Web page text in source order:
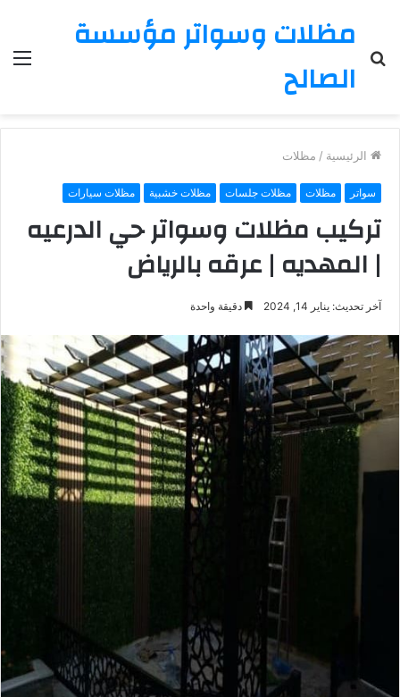
مظلات وسواتر مؤسسة
الصالحعن
الرئيسية / مظلات
سواتر مظلات مظلات جلسات مظلات خشبية مظلات سيارات
تركيب مظلات وسواتر حي الدرعيه
| المهديه | عرقه بالرياض
آخر تحديث: يناير 14, 2024 دقيقة واحدة